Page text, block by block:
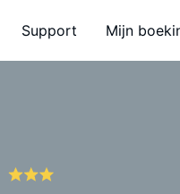
Support Mijn